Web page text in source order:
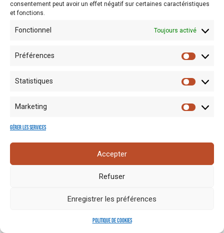
consentement peut avoir un effet négatif sur certaines caractéristiques
et fonctions.
Fonctionnel Toujours activé
Préférences
Statistiques
Marketing
Gérer les services
Accepter
Refuser
Enregistrer les préférences
Politique de cookies
Mentions
Espace
presse